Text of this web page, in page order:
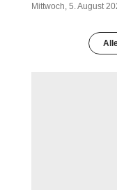
Mittwoch, 5. August